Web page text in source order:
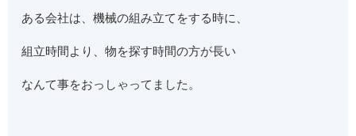
ある会社は、機械の組み立てをする時に、
組立時間より、物を探す時間の方が長い
なんて事をおっしゃってました。